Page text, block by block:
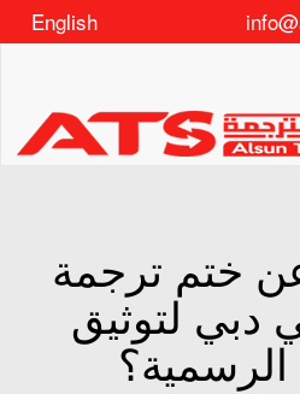
English
ختم ترجمة
دبي لتوثيق
الرسمية؟